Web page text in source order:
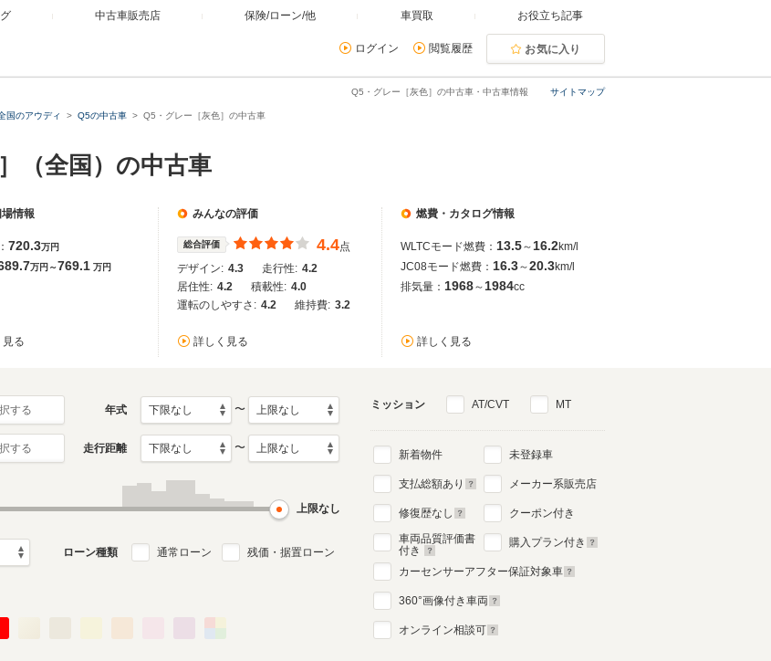
中古車販売店 保険/ローン/他 車買取 お役立ち記事
ログイン 閲覧履歴 お気に入り
サイトマップ
Q5・グレー［灰色］の中古車・中古車情報
国のアウディ Q5の中古車 Q5・グレー［灰色］の中古車
（全国）の中古車
情報
720.3万円
万円～769.1 万円
見る
みんなの評価
総合評価 4.4点
デザイン: 4.3 走行性: 4.2
居住性: 4.2 積載性: 4.0
運転のしやすさ: 4.2 維持費: 3.2
詳しく見る
燃費・カタログ情報
WLTCモード燃費： 13.5～ 16.2km/l
JC08モード燃費： 16.3～20.3km/l
排気量： 1968～ 1984cc
詳しく見る
2009年6月～2017年9月
する 年式 〜
する 走行距離 〜
上限なし
ローン種類 通常ローン 残価・据置ローン
ミッション AT/CVT MT
新着物件
支払総額あり
修復歴なし
車両品質評価書
付き
未登録車
メーカー系販売店
クーポン付き
購入プラン付き
カーセンサーアフター保証対象車
360°画像付き車両
オンライン相談可